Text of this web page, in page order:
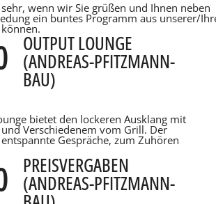
wenn wir Sie grüßen und Ihnen neben
ein buntes Programm aus unserer/
OUTPUT LOUNGE
(ANDREAS-PFITZMANN-
BAU)
bietet den lockeren Ausklang mit
Verschiedenem vom Grill. Der
Gespräche, zum Zuhören
PREISVERGABEN
(ANDREAS-PFITZMANN-